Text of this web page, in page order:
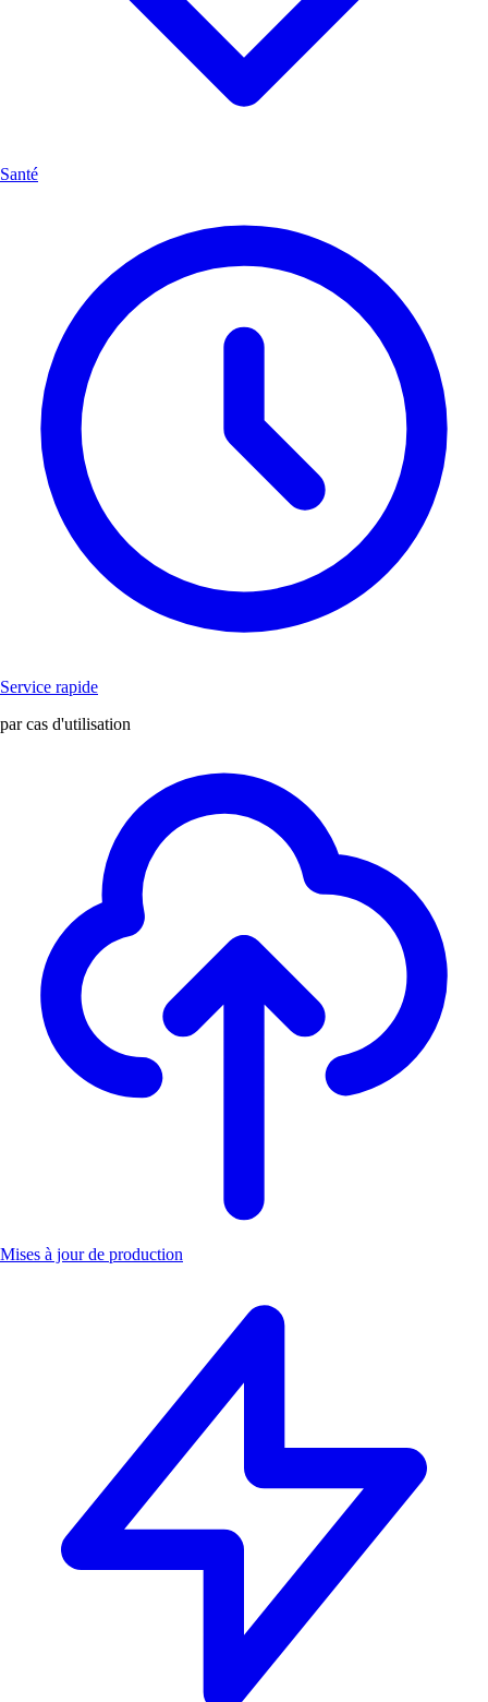
Santé
Service rapide
par cas d'utilisation
Mises à jour de production